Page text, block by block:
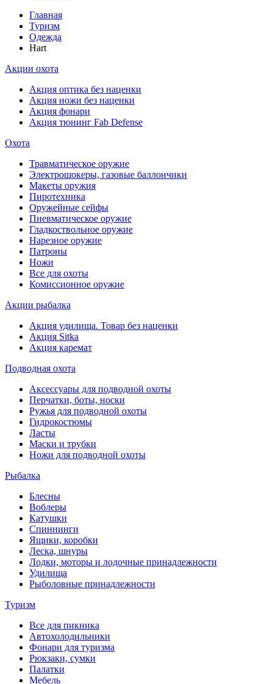
Главная
Туризм
Одежда
Hart
Акции охота
Акция оптика без наценки
Акция ножи без наценки
Акция фонари
Акция тюнинг Fab Defense
Охота
Травматическое оружие
Электрошокеры, газовые баллончики
Макеты оружия
Пиротехника
Оружейные сейфы
Пневматическое оружие
Гладкоствольное оружие
Нарезное оружие
Патроны
Ножи
Все для охоты
Комиссионное оружие
Акции рыбалка
Акция удилища. Товар без наценки
Акция Sitka
Акция каремат
Подводная охота
Аксессуары для подводной охоты
Перчатки, боты, носки
Ружья для подводной охоты
Гидрокостюмы
Ласты
Маски и трубки
Ножи для подводной охоты
Рыбалка
Блесны
Воблеры
Катушки
Спиннинги
Ящики, коробки
Леска, шнуры
Лодки, моторы и лодочные принадлежности
Удилища
Рыболовные принадлежности
Туризм
Все для пикника
Автохолодильники
Фонари для туризма
Рюкзаки, сумки
Палатки
Мебель